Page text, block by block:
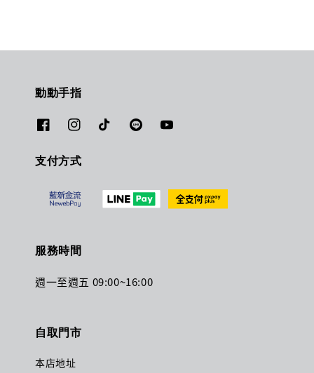
動動手指
支付方式
服務時間
週一至週五 09:00~16:00
自取門市
本店地址